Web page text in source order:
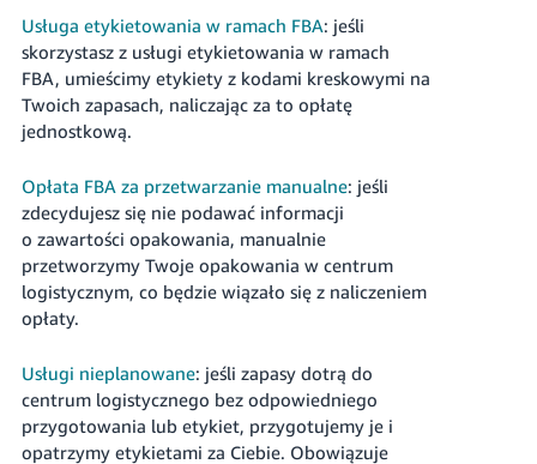
Usługa etykietowania w ramach FBA: jeśli
skorzystasz z usługi etykietowania w ramach
FBA, umieścimy etykiety z kodami kreskowymi na
Twoich zapasach, naliczając za to opłatę
jednostkową.
Opłata FBA za przetwarzanie manualne: jeśli
zdecydujesz się nie podawać informacji
o zawartości opakowania, manualnie
przetworzymy Twoje opakowania w centrum
logistycznym, co będzie wiązało się z naliczeniem
opłaty.
Usługi nieplanowane: jeśli zapasy dotrą do
centrum logistycznego bez odpowiedniego
przygotowania lub etykiet, przygotujemy je i
opatrzymy etykietami za Ciebie. Obowiązuje